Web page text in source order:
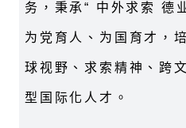
务，秉承“ 中外求索 德
为党育人、为国育才，
球视野、求索精神、跨
型国际化人才。